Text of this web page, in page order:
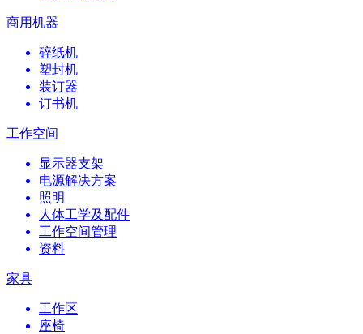
商用机器
碎纸机
塑封机
装订器
订书机
工作空间
显示器支架
电源解决方案
照明
人体工学及配件
工作空间管理
资料
家具
工作区
座椅